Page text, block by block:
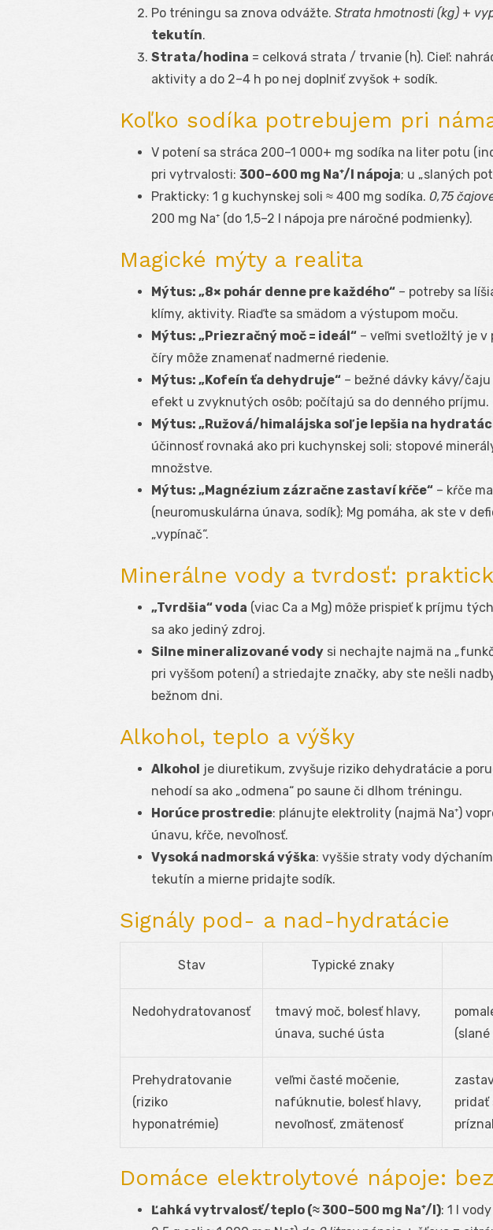
Po tréningu sa znova odvážte. Strata hmotnosti (kg) +
tekutín.
Strata/hodina = celková strata / trvanie (h). Cieľ:
aktivity a do 2–4 h po nej doplniť zvyšok + sodík.
Koľko sodíka potrebujem pri
V potení sa stráca 200–1 000+ mg sodíka na liter potu
pri vytrvalosti: 300–600 mg Na⁺/l nápoja; u „slaných
Prakticky: 1 g kuchynskej soli ≈ 400 mg sodíka. 0,75
200 mg Na⁺ (do 1,5–2 l nápoja pre náročné podmienky).
Magické mýty a realita
Mýtus: „8× pohár denne pre každého“ – potreby sa
klímy, aktivity. Riaďte sa smädom a výstupom moču.
Mýtus: „Priezračný moč = ideál“ – veľmi svetložltý je v
číry môže znamenať nadmerné riedenie.
Mýtus: „Kofeín ťa dehydruje“ – bežné dávky kávy/
efekt u zvyknutých osôb; počítajú sa do denného príjmu.
Mýtus: „Ružová/himalájska soľ je lepšia na
účinnosť rovnaká ako pri kuchynskej soli; stopové
množstve.
Mýtus: „Magnézium zázračne zastaví kŕče“ – kŕče
(neuromuskulárna únava, sodík); Mg pomáha, ak ste v
„vypínač“.
Minerálne vody a tvrdosť:
„Tvrdšia“ voda (viac Ca a Mg) môže prispieť k príjmu
sa ako jediný zdroj.
Silne mineralizované vody si nechajte najmä na
pri vyššom potení) a striedajte značky, aby ste nešli
bežnom dni.
Alkohol, teplo a výšky
Alkohol je diuretikum, zvyšuje riziko dehydratácie a
nehodí sa ako „odmena“ po saune či dlhom tréningu.
Horúce prostredie: plánujte elektrolity (najmä Na⁺)
únavu, kŕče, nevoľnosť.
Vysoká nadmorská výška: vyššie straty vody
tekutín a mierne pridajte sodík.
Signály pod- a nad-hydratácie
Stav Typické znaky
Nedohydratovanosť
tmavý moč, bolesť hlavy,
únava, suché ústa
Prehydratovanie
(riziko
hyponatrémie)
veľmi časté močenie,
nafúknutie, bolesť hlavy,
nevoľnosť, zmätenosť
pridať
Domáce elektrolytové nápoje:
Ľahká vytrvalosť/teplo (≈ 300–500 mg Na⁺/l): 1 l